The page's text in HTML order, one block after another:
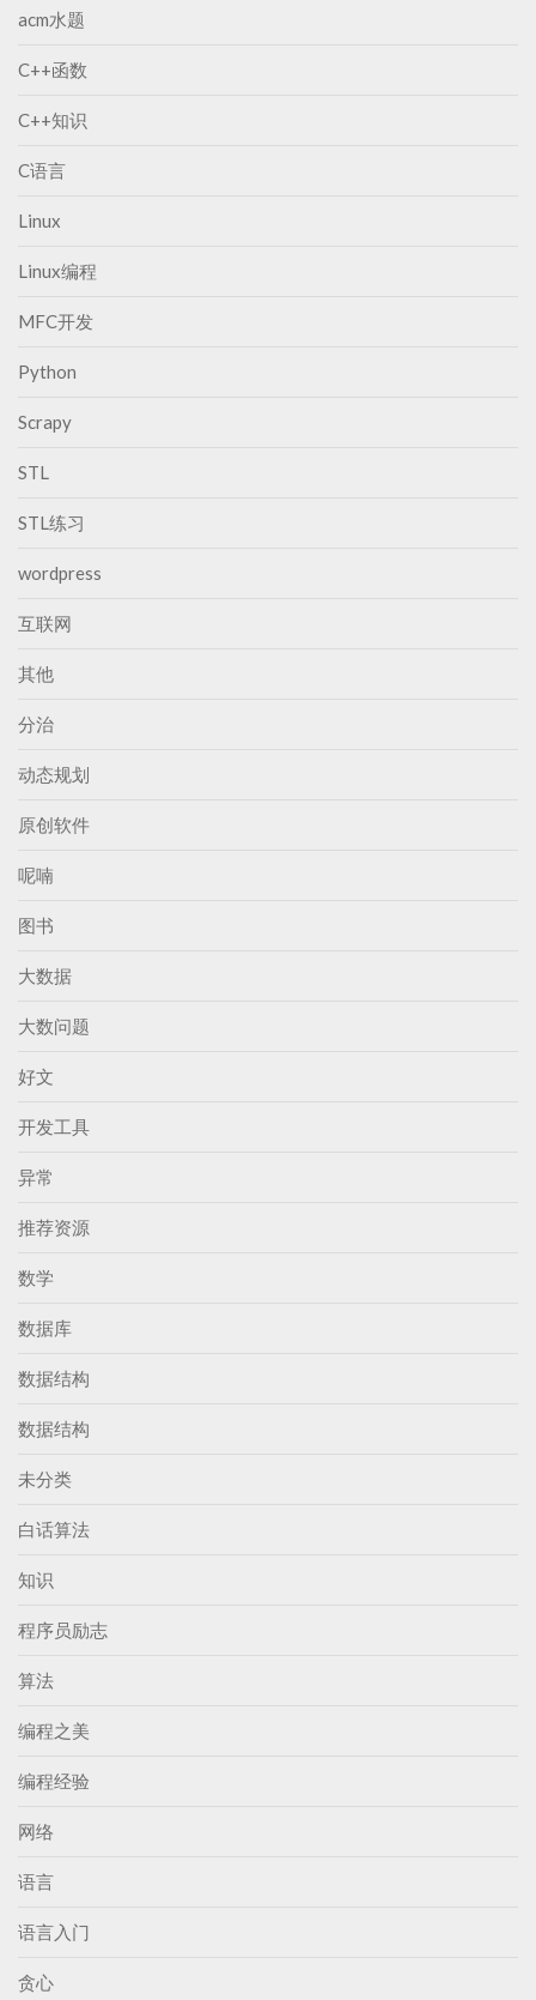
acm水题
C++函数
C++知识
C语言
Linux
Linux编程
MFC开发
Python
Scrapy
STL
STL练习
wordpress
互联网
其他
分治
动态规划
原创软件
呢喃
图书
大数据
大数问题
好文
开发工具
异常
推荐资源
数学
数据库
数据结构
数据结构
未分类
白话算法
知识
程序员励志
算法
编程之美
编程经验
网络
语言
语言入门
贪心